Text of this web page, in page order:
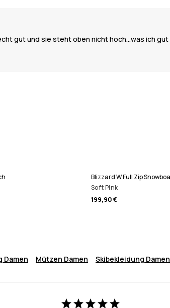
gut und sie steht oben nicht hoch…was ich
Blizzard W Full Zip
Soft Pink
199,90 €
Damen Mützen Damen Skibekleidung Damen